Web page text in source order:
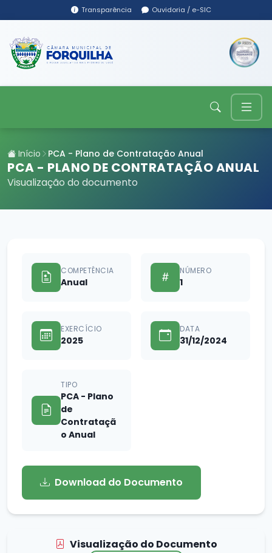
Transparência Ouvidoria / e-SIC
Início PCA - Plano de Contratação Anual
PCA - PLANO DE CONTRATAÇÃO ANUAL
Visualização do documento
COMPETÊNCIA
Anual
NÚMERO
1
EXERCÍCIO
2025
DATA
31/12/2024
TIPO
PCA - Plano
de
Contrataçã
o Anual
Download do Documento
Visualização do Documento